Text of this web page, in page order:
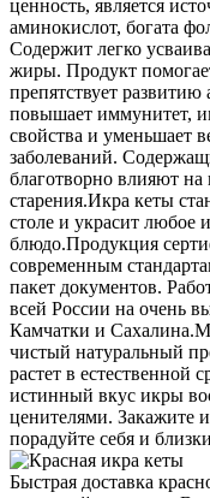
ценность, является
аминокислот, богата
Содержит легко
жиры. Продукт
препятствует развитию
повышает иммунитет,
свойства и уменьшает
заболеваний.
благотворно влияют на
старения.Икра кеты
столе и украсит любое
блюдо.Продукция
современным
пакет документов.
всей России на очень
Камчатки и Сахалина.
чистый натуральный
растет в естественной
истинный вкус икры
ценителями. Закажите
порадуйте себя и
Быстрая доставка